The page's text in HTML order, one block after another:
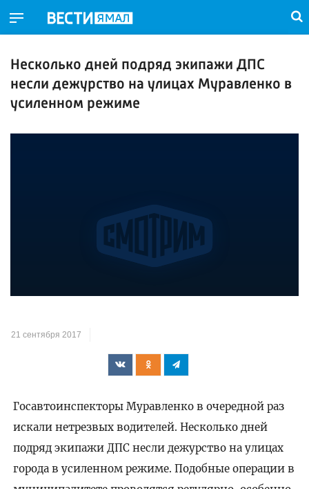
Несколько дней подряд экипажи ДПС
несли дежурство на улицах Муравленко в
усиленном режиме
21 сентября 2017
Госавтоинспекторы Муравленко в очередной раз
искали нетрезвых водителей. Несколько дней
подряд экипажи ДПС несли дежурство на улицах
города в усиленном режиме. Подобные операции в